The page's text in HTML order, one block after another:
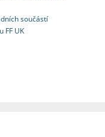
součástí
FF UK